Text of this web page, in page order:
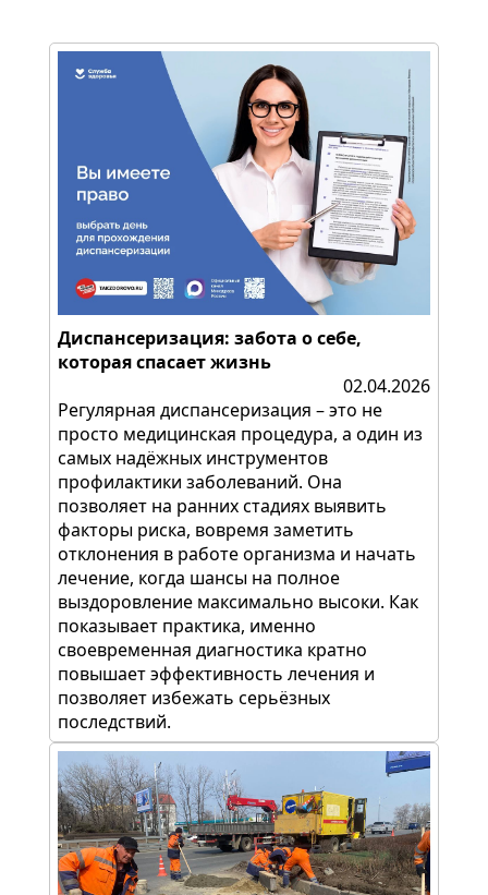
Диспансеризация: забота о себе,
которая спасает жизнь
02.04.2026
Регулярная диспансеризация – это не
просто медицинская процедура, а один из
самых надёжных инструментов
профилактики заболеваний. Она
позволяет на ранних стадиях выявить
факторы риска, вовремя заметить
отклонения в работе организма и начать
лечение, когда шансы на полное
выздоровление максимально высоки. Как
показывает практика, именно
своевременная диагностика кратно
повышает эффективность лечения и
позволяет избежать серьёзных
последствий.